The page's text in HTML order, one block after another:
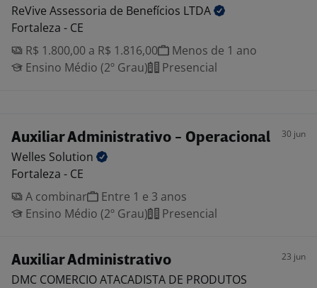
ReVive Assessoria de Benefícios LTDA
Fortaleza - CE
R$ 1.800,00 a R$ 1.816,00
Menos de 1 ano
Ensino Médio (2º Grau)
Presencial
Auxiliar Administrativo - Operacional 30 jun
Welles Solution
Fortaleza - CE
A combinar
Entre 1 e 3 anos
Ensino Médio (2º Grau)
Presencial
Auxiliar Administrativo 23 jun
DMC COMERCIO ATACADISTA DE PRODUTOS